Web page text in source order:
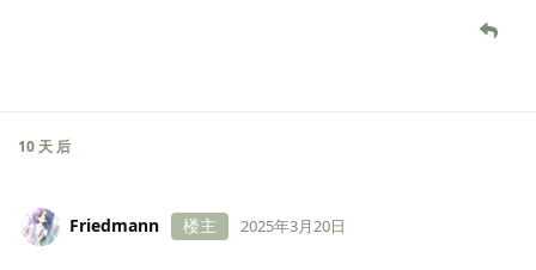
能限制trump就剩美国最高法和美联储了，如果连这两个共识也被
Trump ‘an agent of chaos and confusion,’ economists warn —